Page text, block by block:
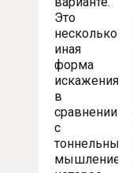
Это
несколько
иная
форма
искажения
в
сравнении
с
тоннельным
мышлением,